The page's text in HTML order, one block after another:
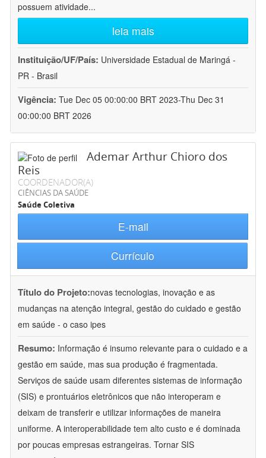
possuem atividade...
leia mais
Instituição/UF/País: Universidade Estadual de Maringá -
PR - Brasil
Vigência: Tue Dec 05 00:00:00 BRT 2023-Thu Dec 31
00:00:00 BRT 2026
Ademar Arthur Chioro dos
Reis
COORDENADOR(A)
CIÊNCIAS DA SAÚDE
Saúde Coletiva
E-mail
Currículo
Título do Projeto:novas tecnologias, inovação e as
mudanças na atenção integral, gestão do cuidado e gestão
em saúde - o caso ipes
Resumo: Informação é insumo relevante para o cuidado e a
gestão em saúde, mas sua produção é fragmentada.
Serviços de saúde usam diferentes sistemas de informação
(SIS) e prontuários eletrônicos que não interoperam e
deixam de transferir e utilizar informações de maneira
uniforme. A interoperabilidade tem alto custo e é dominada
por poucas empresas estrangeiras. Tornar SIS